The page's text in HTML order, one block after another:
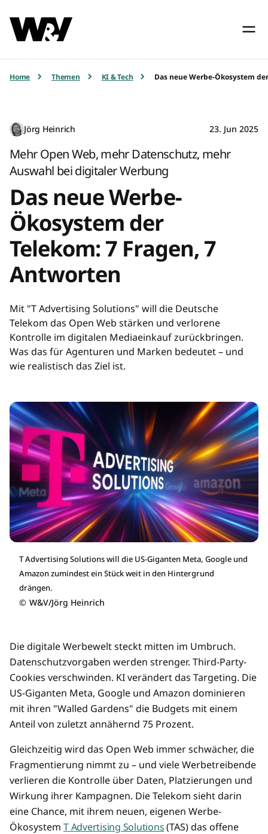
Home Themen KI & Tech Das neue Werbe-Ökosystem
Jörg Heinrich 23. Jun 2025
Mehr Open Web, mehr Datenschutz, mehr
Auswahl bei digitaler Werbung
Das neue Werbe-
Ökosystem der
Telekom: 7 Fragen, 7
Antworten
Mit "T Advertising Solutions" will die Deutsche
Telekom das Open Web stärken und verlorene
Kontrolle im digitalen Mediaeinkauf zurückbringen.
Was das für Agenturen und Marken bedeutet – und
wie realistisch das Ziel ist.
T Advertising Solutions will die US-Giganten Meta, Google und
Amazon zumindest ein Stück weit in den Hintergrund
drängen.
© W&V/Jörg Heinrich
Die digitale Werbewelt steckt mitten im Umbruch.
Datenschutzvorgaben werden strenger. Third-Party-
Cookies verschwinden. KI verändert das Targeting. Die
US-Giganten Meta, Google und Amazon dominieren
mit ihren "Walled Gardens" die Budgets mit einem
Anteil von zuletzt annähernd 75 Prozent.
Gleichzeitig wird das Open Web immer schwächer, die
Fragmentierung nimmt zu – und viele Werbetreibende
verlieren die Kontrolle über Daten, Platzierungen und
Wirkung ihrer Kampagnen. Die Telekom sieht darin
eine Chance, mit ihrem neuen, eigenen Werbe-
Ökosystem T Advertising Solutions(TAS) das offene